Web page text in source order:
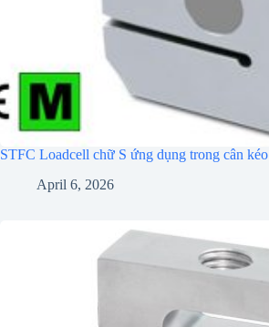
STFC Loadcell chữ S ứng dụng trong cân kéo
April 6, 2026